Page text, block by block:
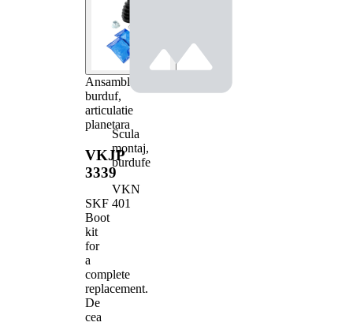
Ansamblu
burduf,
articulatie
planetara
VKJP
3339
SKF
Boot
kit
for
a
complete
replacement.
De
cea
Scula
montaj,
burdufe
VKN
401